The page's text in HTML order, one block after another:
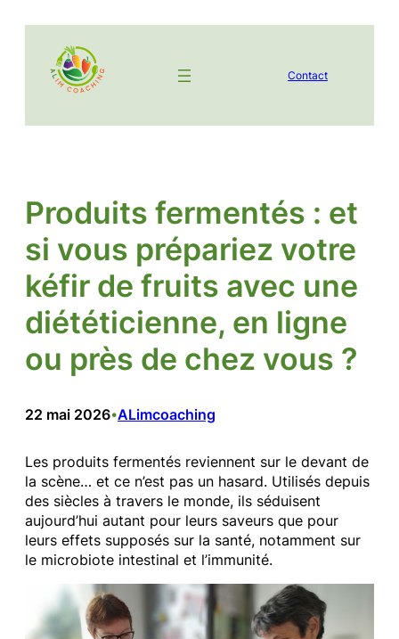
contenu
Contact
Produits fermentés : et
si vous prépariez votre
kéfir de fruits avec une
diététicienne, en ligne
ou près de chez vous ?
22 mai 2026•ALimcoaching
Les produits fermentés reviennent sur le devant de
la scène… et ce n’est pas un hasard. Utilisés depuis
des siècles à travers le monde, ils séduisent
aujourd’hui autant pour leurs saveurs que pour
leurs effets supposés sur la santé, notamment sur
le microbiote intestinal et l’immunité.